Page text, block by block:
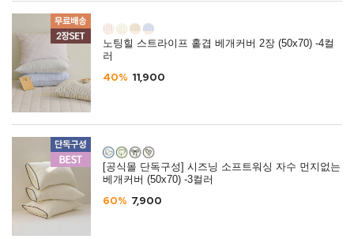
노팅힐 스트라이프 홑겹 베개커버 2장 (50x70) -4컬
러
40% 11,900
[공식몰 단독구성] 시즈닝 소프트워싱 자수 먼지없는
베개커버 (50x70) -3컬러
60% 7,900